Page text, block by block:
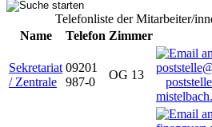
Telefonliste der Mitarbeiter/
Name
Telefon Zimmer
Sekretariat
/ Zentrale
09201
987-0
OG 13